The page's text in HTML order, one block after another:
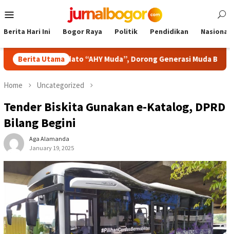
to
Menu
Berita Hari Ini Bogor Raya Politik Pendidikan Nasional
Berita Utama
Pidato “AHY Muda”, Dorong Generasi Muda Berani Bersuara
Home Uncategorized
Tender Biskita Gunakan e-Katalog, DPRD
Bilang Begini
Aga Alamanda
January 19, 2025